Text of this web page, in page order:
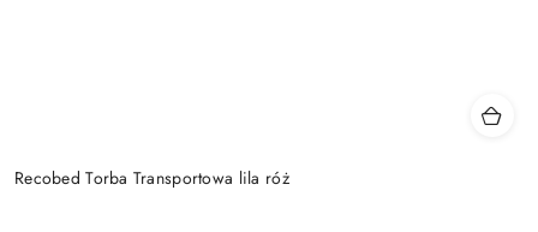
Recobed Torba Transportowa lila róż